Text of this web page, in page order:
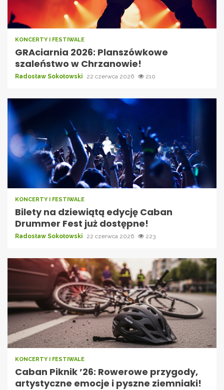
KONCERTY I FESTIWALE
GRAciarnia 2026: Planszówkowe
szaleństwo w Chrzanowie!
Radosław Sokołowski 22 czerwca 2026 210
KONCERTY I FESTIWALE
Bilety na dziewiątą edycję Caban
Drummer Fest już dostępne!
Radosław Sokołowski 22 czerwca 2026 223
KONCERTY I FESTIWALE
Caban Piknik ’26: Rowerowe przygody,
artystyczne emocje i pyszne ziemniaki!